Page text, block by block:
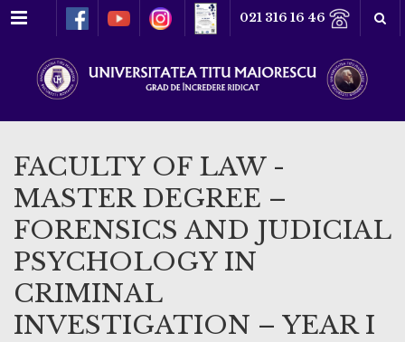
Meniu 021 316 16 46
FACULTY OF LAW -
MASTER DEGREE –
FORENSICS AND JUDICIAL
PSYCHOLOGY IN
CRIMINAL
INVESTIGATION – YEAR I